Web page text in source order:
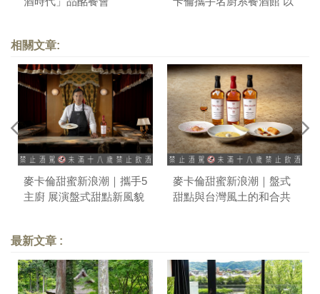
相關文章:
麥卡倫甜蜜新浪潮｜攜手5
主廚 展演盤式甜點新風貌
麥卡倫甜蜜新浪潮｜盤式
甜點與台灣風土的和合共
最新文章 :